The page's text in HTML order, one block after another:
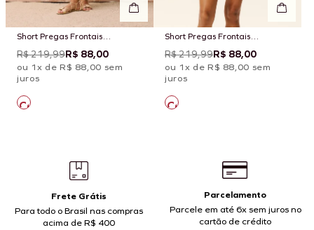
Short Pregas Frontais
Alfaiataria
R$ 219,99R$ 88,00
ou 1x de R$ 88,00 sem
juros
Short Pregas Frontais
Alfaiataria
R$ 219,99R$ 88,00
ou 1x de R$ 88,00 sem
juros
Frete Grátis
Para todo o Brasil nas compras
acima de R$ 400
Parcelamento
Parcele em até 6x sem juros no
cartão de crédito